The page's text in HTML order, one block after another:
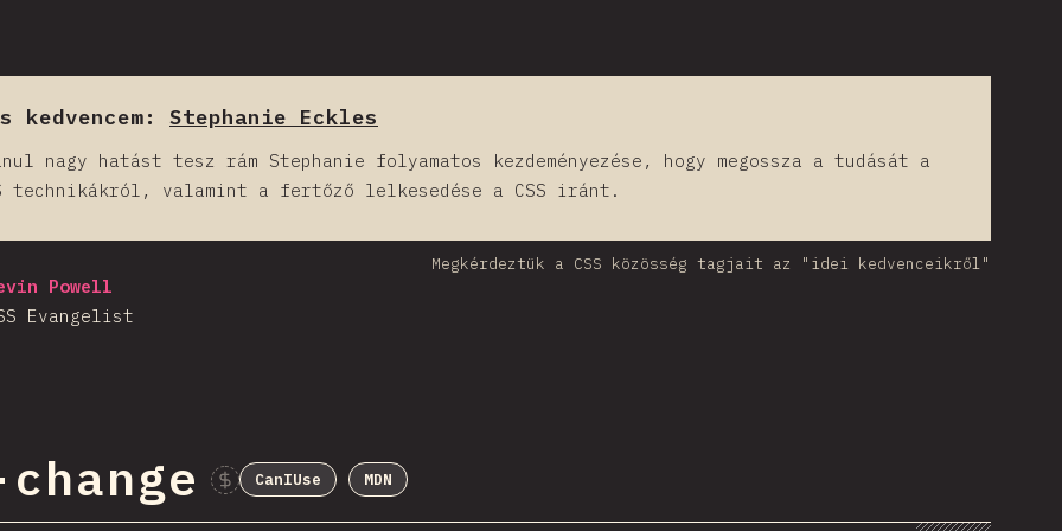
kedvencem: Stephanie Eckles
nagy hatást tesz rám Stephanie folyamatos kezdeményezése, hogy megossza a tudását a
technikákról, valamint a fertőző lelkesedése a CSS iránt.
Megkérdeztük a CSS közösség tagjait az "idei kedvenceikről"
Powell
Evangelist
CanIUse MDN